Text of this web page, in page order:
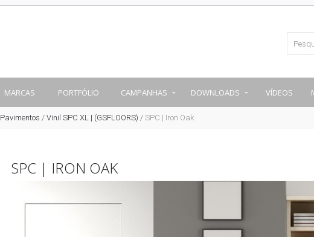
MARCAS PORTFÓLIO CAMPANHAS DOWNLOADS VÍDEOS
Pavimentos / Vinil SPC XL | (GSFLOORS) / SPC | Iron Oak
SPC | IRON OAK